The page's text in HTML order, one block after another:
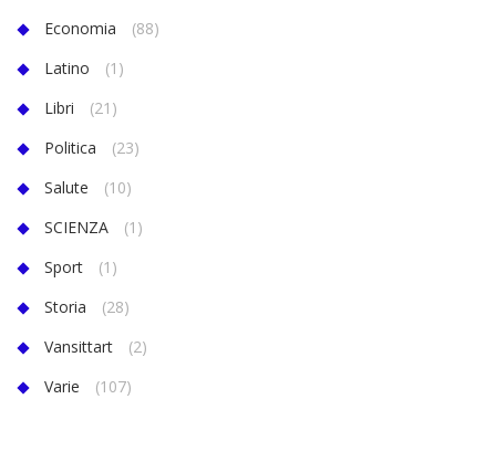
Economia
(88)
Latino
(1)
Libri
(21)
Politica
(23)
Salute
(10)
SCIENZA
(1)
Sport
(1)
Storia
(28)
Vansittart
(2)
Varie
(107)